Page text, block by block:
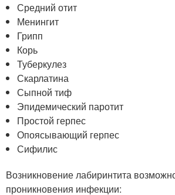
Средний отит
Менингит
Грипп
Корь
Туберкулез
Скарлатина
Сыпной тиф
Эпидемический паротит
Простой герпес
Опоясывающий герпес
Сифилис
Возникновение лабиринтита
проникновения инфекции: